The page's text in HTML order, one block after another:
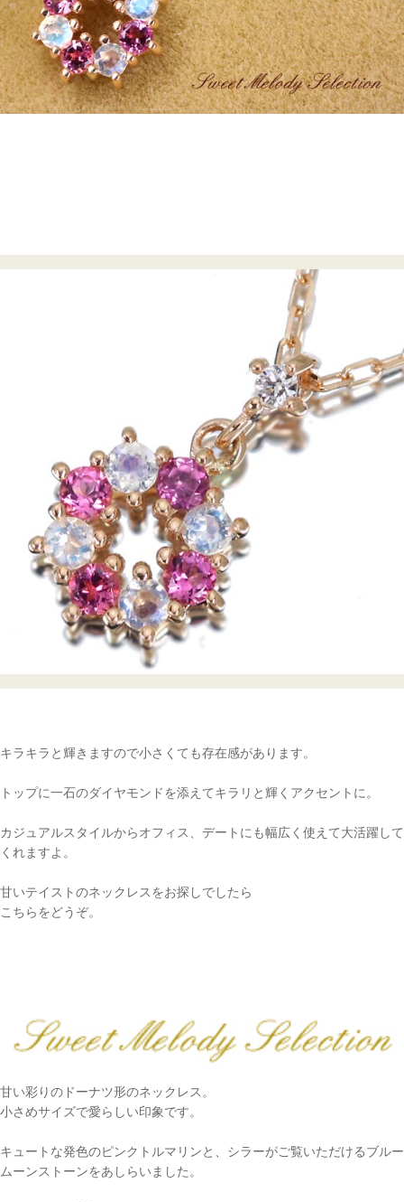
キラキラと輝きますので小さくても存在感があります。
トップに一石のダイヤモンドを添えてキラリと輝くアクセントに。
カジュアルスタイルからオフィス、デートにも幅広く使えて大活躍して
くれますよ。
甘いテイストのネックレスをお探しでしたら
こちらをどうぞ。
甘い彩りのドーナツ形のネックレス。
小さめサイズで愛らしい印象です。
キュートな発色のピンクトルマリンと、シラーがご覧いただけるブルー
ムーンストーンをあしらいました。